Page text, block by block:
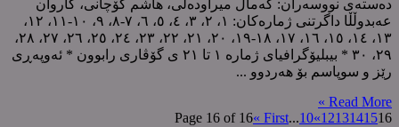
دەستەی نووسەران: کەمال میراودەلی، هاشم کۆچانی، کاروان
عەبدوڵڵا داگرتنی ژمارەکان: ١، ٢، ٣، ٤، ٥، ٦، ٧-٨، ٩، ١٠-١١، ١٢،
١٣، ١٤، ١٥، ١٦، ١٧، ١٨-١٩، ٢٠، ٢١، ٢٢، ٢٣، ٢٤، ٢٥، ٢٦، ٢٧، ٢٨،
٢٩، ٣٠ * بیبلیۆگرافیای ژمارە ١ تا ٢١ ی گۆڤاری رابوون * ئەوپەڕی
رێز و سوپاسم بۆ هەردوو ...
Read More »
Page 16 of 16« First...10«1213141516